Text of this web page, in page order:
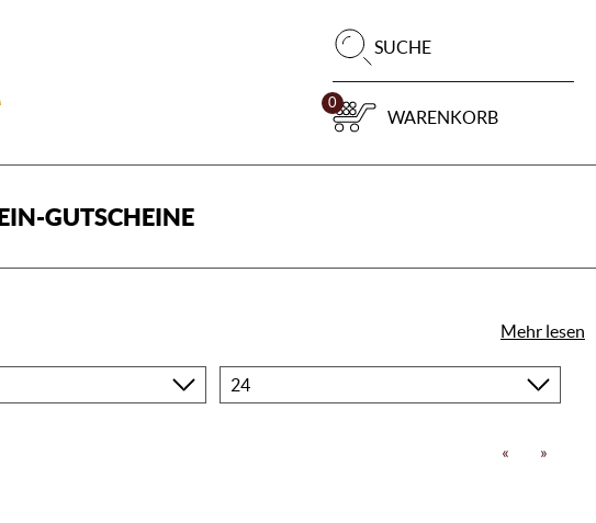
SUCHE
0
WARENKORB
GUTSCHEINE
Mehr lesen
Produkte
pro
« »